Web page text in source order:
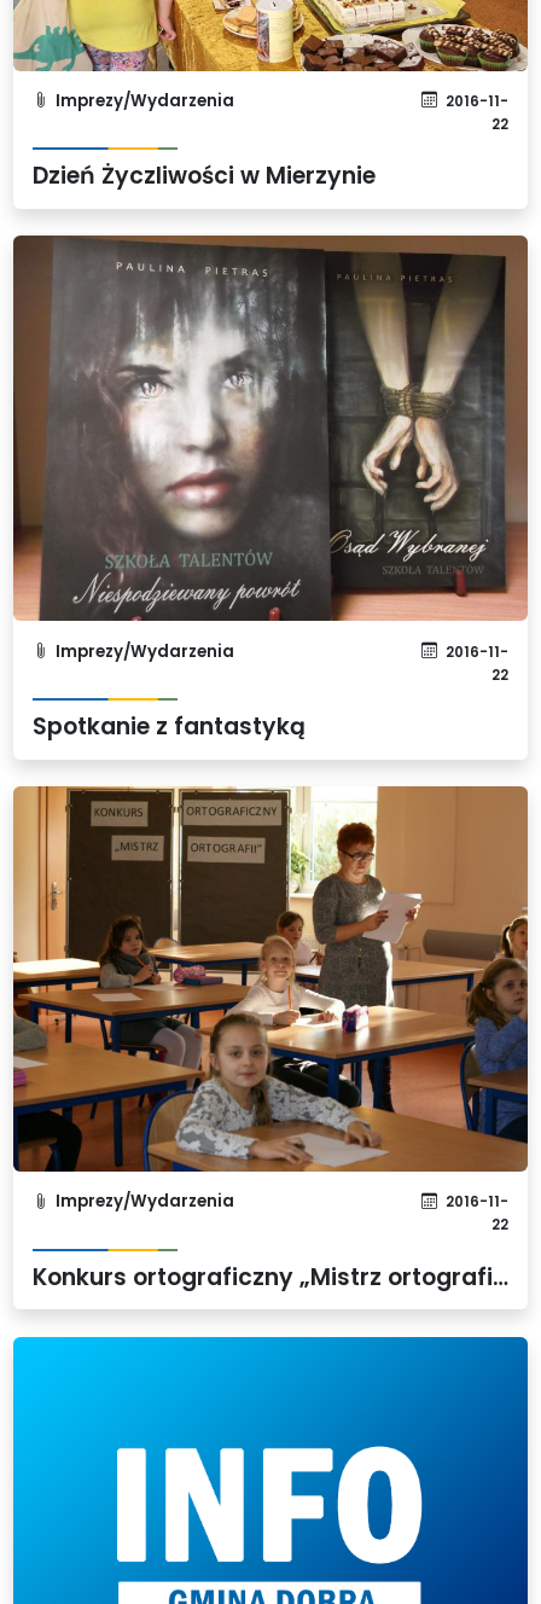
Imprezy/Wydarzenia
2016-11-
22
Dzień Życzliwości w Mierzynie
Imprezy/Wydarzenia
2016-11-
22
Spotkanie z fantastyką
Imprezy/Wydarzenia
2016-11-
22
Konkurs ortograficzny „Mistrz ortografii”